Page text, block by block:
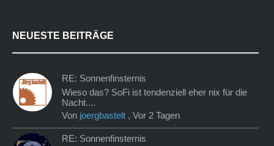
NEUESTE BEITRÄGE
RE: Sonnenfinsternis
Wieso das? SoFi ist tendenziell eher nix für die
Nacht....
Von joergbastelt ,Vor 2 Tagen
RE: Sonnenfinsternis